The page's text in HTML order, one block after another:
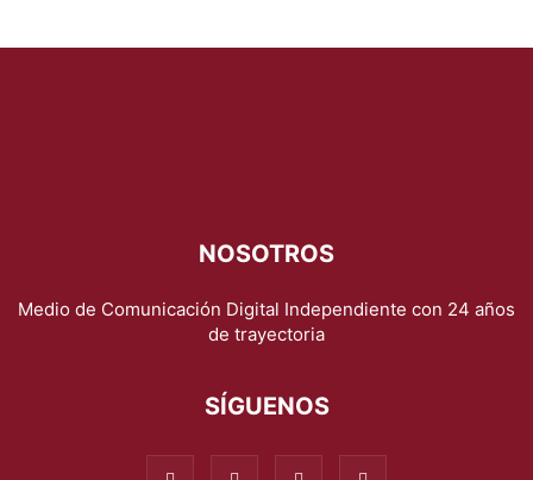
NOSOTROS
Medio de Comunicación Digital Independiente con 24 años
de trayectoria
SÍGUENOS